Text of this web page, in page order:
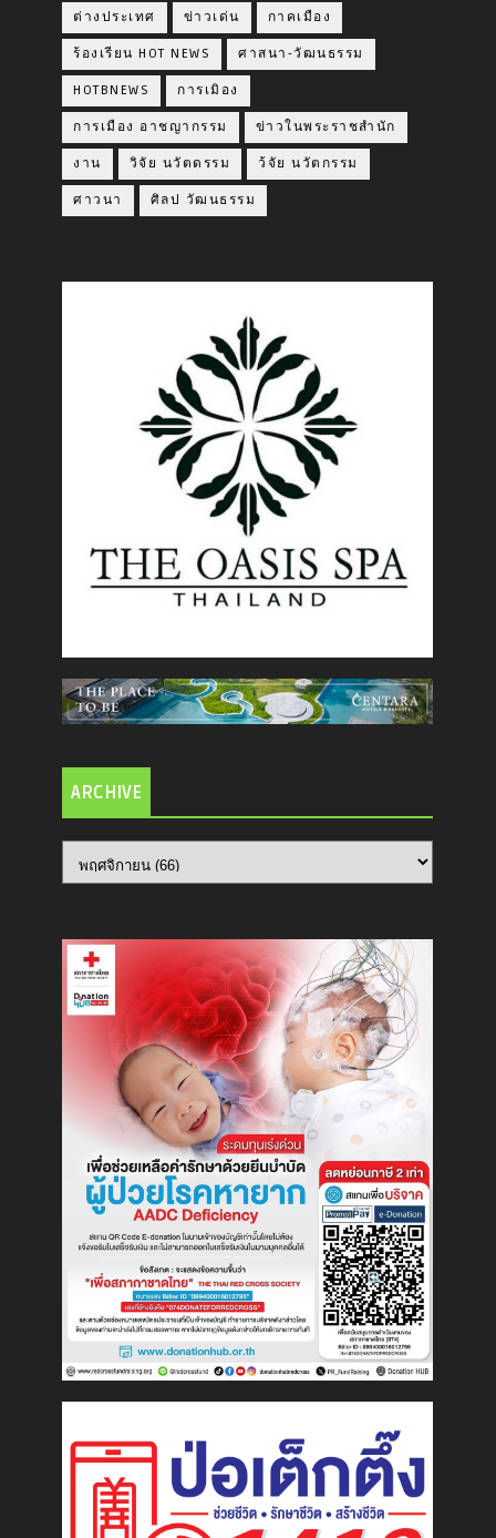
ต่างประเทศ ข่าวเด่น กาคเมือง
ร้องเรียน HOT NEWS ศาสนา-วัฒนธรรม
HOTBNEWS การเมิอง
การเมือง อาชญากรรม ข่าวในพระราชสำนัก
งาน วิจัย นวัตดรรม ว้จัย นวัตกรรม
ศาวนา ศิลป วัฒนธรรม
ARCHIVE